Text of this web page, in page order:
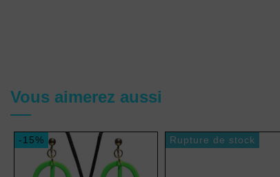
Vous aimerez aussi
-15% Rupture de stock